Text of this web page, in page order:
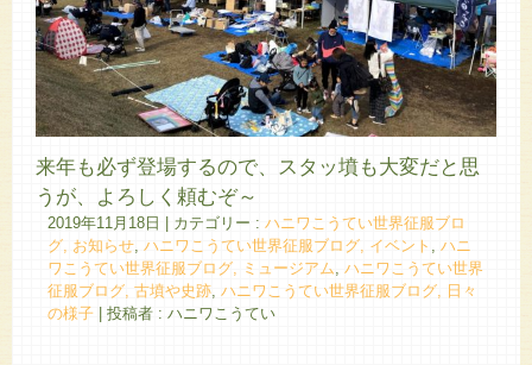
来年も必ず登場するので、スタッ墳も大変だと思
うが、よろしく頼むぞ～
2019年11月18日 カテゴリー : ハニワこうてい世界征服ブロ
グ, お知らせ, ハニワこうてい世界征服ブログ, イベント , ハニ
ワこうてい世界征服ブログ, ミュージアム, ハニワこうてい世界
征服ブログ, 古墳や史跡, ハニワこうてい世界征服ブログ, 日々
の様子
投稿者 : ハニワこうてい